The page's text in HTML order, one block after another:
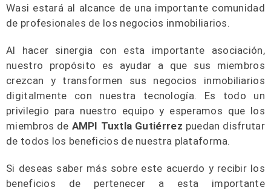
Wasi estará al alcance de una importante comunidad
de profesionales de los negocios inmobiliarios.
Al hacer sinergia con esta importante asociación,
nuestro propósito es ayudar a que sus miembros
crezcan y transformen sus negocios inmobiliarios
digitalmente con nuestra tecnología. Es todo un
privilegio para nuestro equipo y esperamos que los
miembros de AMPI Tuxtla Gutiérrez puedan disfrutar
de todos los beneficios de nuestra plataforma.
Si deseas saber más sobre este acuerdo y recibir los
beneficios de pertenecer a esta importante